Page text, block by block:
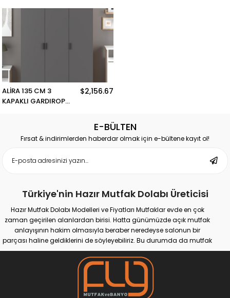
ALİRA 135 CM 3
KAPAKLI GARDIROP
$2,156.67
E-BÜLTEN
Fırsat & indirimlerden haberdar olmak için e-bültene kayıt ol!
Türkiye'nin Hazır Mutfak Dolabı Üreticisi
Hazır Mutfak Dolabı Modelleri ve Fiyatları Mutfaklar evde en çok
zaman geçirilen alanlardan birisi. Hatta günümüzde açık mutfak
anlayışının hakim olmasıyla beraber neredeyse salonun bir
parçası haline geldiklerini de söyleyebiliriz. Bu durumda da mutfak
için tercih edeceğimiz her mobilya ürünü evimizin genel
dekorasyonuna da etki etmeye başladı. Gerek kendimiz için
gerekse evimize gelen konuklarımız için estetik değeri yüksek,
kullanışlı ve bir o kadar etkileyici mobilyalara sahip olmak önem
arz edebilir. Eğer böyle düşünüyorsanız hazır mutfak dolabı tercih